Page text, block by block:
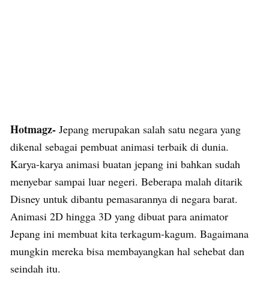
Hotmagz- Jepang merupakan salah satu negara yang
dikenal sebagai pembuat animasi terbaik di dunia.
Karya-karya animasi buatan jepang ini bahkan sudah
menyebar sampai luar negeri. Beberapa malah ditarik
Disney untuk dibantu pemasarannya di negara barat.
Animasi 2D hingga 3D yang dibuat para animator
Jepang ini membuat kita terkagum-kagum. Bagaimana
mungkin mereka bisa membayangkan hal sehebat dan
seindah itu.